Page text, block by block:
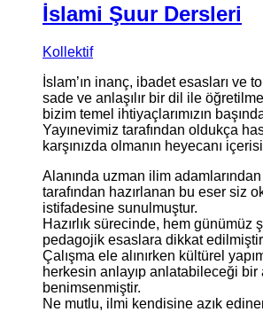
İslami Şuur Dersleri
Kollektif
İslam’ın inanç, ibadet esasları ve
sade ve anlaşılır bir dil ile
bizim temel ihtiyaçlarımızın
Yayınevimiz tarafından oldukça
karşınızda olmanın heyecanı
Alanında uzman ilim
tarafından hazırlanan bu eser siz
istifadesine sunulmuştur.
Hazırlık sürecinde, hem günümüz
pedagojik esaslara dikkat
Çalışma ele alınırken kültürel
herkesin anlayıp anlatabileceği bir
benimsenmiştir.
Ne mutlu, ilmi kendisine azık